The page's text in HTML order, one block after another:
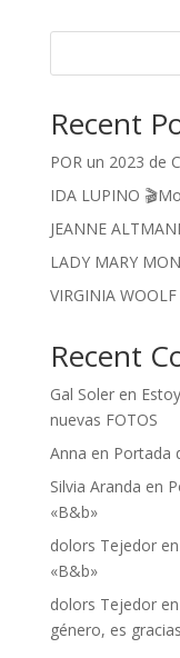
Recent
POR un 2023 de
IDA LUPINO
JEANNE
LADY MARY
VIRGINIA
Recent
Gal Soleren
nuevas FOTOS
Anna en Portada
Silvia Aranda en
«B&b»
dolors Tejedoren
«B&b»
dolors Tejedoren
género, es